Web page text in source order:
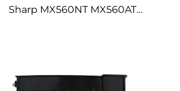
Sharp MX560NT MX560AT